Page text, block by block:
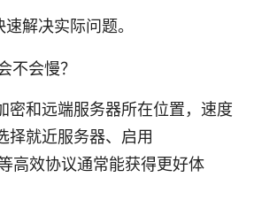
解决实际问题。
不会慢？
密和远端服务器所在位置，速度
择就近服务器、启用
高效协议通常能获得更好体